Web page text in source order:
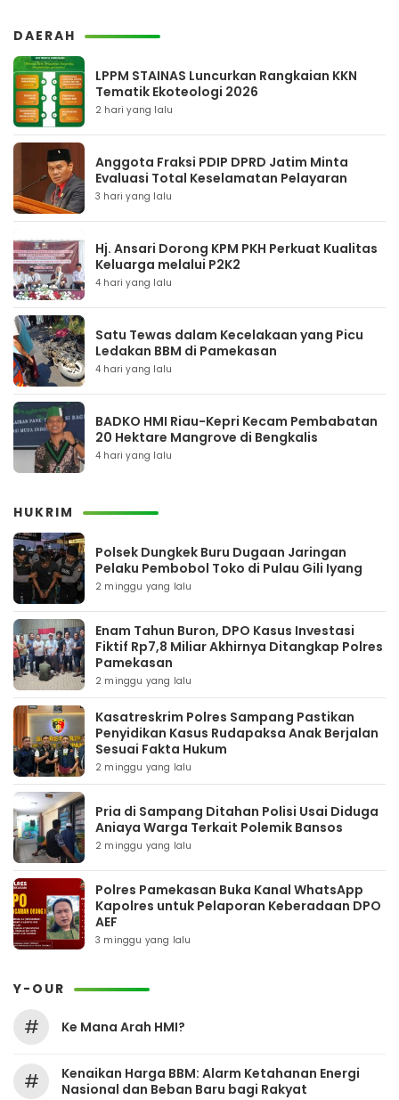
DAERAH
LPPM STAINAS Luncurkan Rangkaian KKN
Tematik Ekoteologi 2026
2 hari yang lalu
Anggota Fraksi PDIP DPRD Jatim Minta
Evaluasi Total Keselamatan Pelayaran
3 hari yang lalu
Hj. Ansari Dorong KPM PKH Perkuat Kualitas
Keluarga melalui P2K2
4 hari yang lalu
Satu Tewas dalam Kecelakaan yang Picu
Ledakan BBM di Pamekasan
4 hari yang lalu
BADKO HMI Riau-Kepri Kecam Pembabatan
20 Hektare Mangrove di Bengkalis
4 hari yang lalu
HUKRIM
Polsek Dungkek Buru Dugaan Jaringan
Pelaku Pembobol Toko di Pulau Gili Iyang
2 minggu yang lalu
Enam Tahun Buron, DPO Kasus Investasi
Fiktif Rp7,8 Miliar Akhirnya Ditangkap Polres
Pamekasan
2 minggu yang lalu
Kasatreskrim Polres Sampang Pastikan
Penyidikan Kasus Rudapaksa Anak Berjalan
Sesuai Fakta Hukum
2 minggu yang lalu
Pria di Sampang Ditahan Polisi Usai Diduga
Aniaya Warga Terkait Polemik Bansos
2 minggu yang lalu
Polres Pamekasan Buka Kanal WhatsApp
Kapolres untuk Pelaporan Keberadaan DPO
AEF
3 minggu yang lalu
Y-OUR
# Ke Mana Arah HMI?
#
Kenaikan Harga BBM: Alarm Ketahanan Energi
Nasional dan Beban Baru bagi Rakyat